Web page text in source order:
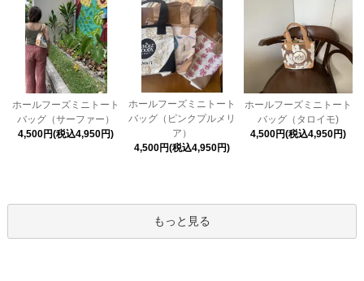
ホールフーズミニトート
バッグ（サーファー）
4,500円(税込4,950円)
ホールフーズミニトート
バッグ（ピンクプルメリ
ア）
4,500円(税込4,950円)
ホールフーズミニトート
バッグ（タロイモ)
4,500円(税込4,950円)
もっと見る